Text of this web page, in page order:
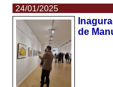
24/01/2025
de